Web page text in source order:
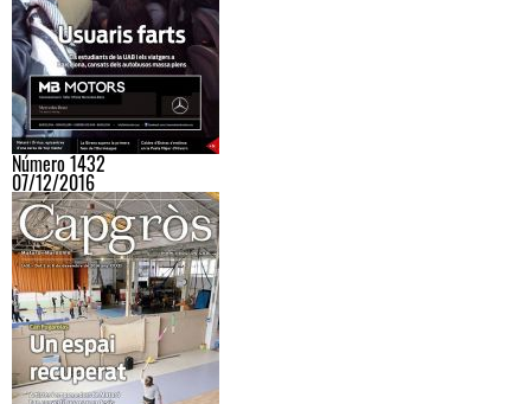
Número 1432
07/12/2016